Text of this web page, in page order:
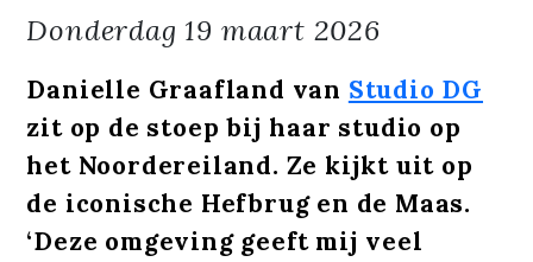
Donderdag 19 maart 2026
Danielle Graafland van Studio DG
zit op de stoep bij haar studio op
het Noordereiland. Ze kijkt uit op
de iconische Hefbrug en de Maas.
‘Deze omgeving geeft mij veel